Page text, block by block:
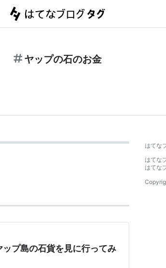
ヤップの石のお金
プ島の石貨を見に行ってみ
はてな
はてな
はてな